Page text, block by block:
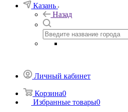
Казань
Назад
Личный кабинет
Корзина0
Избранные товары0